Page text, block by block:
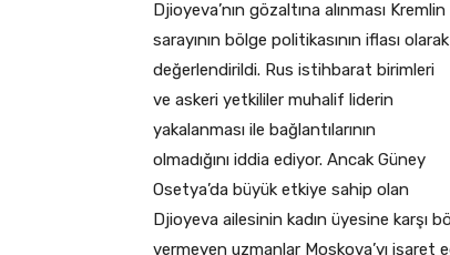
Djioyeva’nın gözaltına alınması Kremlin
sarayının bölge politikasının iflası olarak
değerlendirildi. Rus istihbarat birimleri
ve askeri yetkililer muhalif liderin
yakalanması ile bağlantılarının
olmadığını iddia ediyor. Ancak Güney
Osetya’da büyük etkiye sahip olan
Djioyeva ailesinin kadın üyesine karşı
vermeyen uzmanlar Moskova’yı işaret